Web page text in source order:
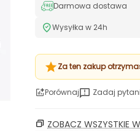
Darmowa dostawa
Wysyłka w 24h
Za ten zakup
Porównaj Zadaj
ZOBACZ WSZYSTKIE